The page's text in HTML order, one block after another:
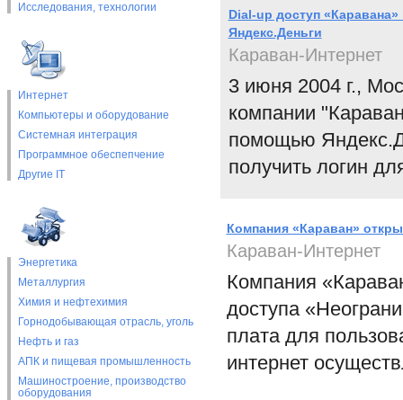
Исследования, технологии
Интернет
Компьютеры и оборудование
Системная интеграция
Программное обеспепчение
Другие IT
Энергетика
Металлургия
Химия и нефтехимия
Горнодобывающая отрасль, уголь
Нефть и газ
АПК и пищевая промышленность
Машиностроение, производство
оборудования
Dial-up доступ
Яндекс.Деньги
Караван-Интернет
3 июня 2004 г.,
компании
помощью
получить логин
Компания «Караван»
Караван-Интернет
Компания
доступа
плата для
интернет